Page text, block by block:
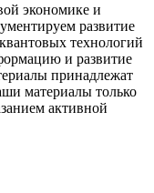
экономике и
развитие
технологий
и развитие
принадлежат
материалы только
активной